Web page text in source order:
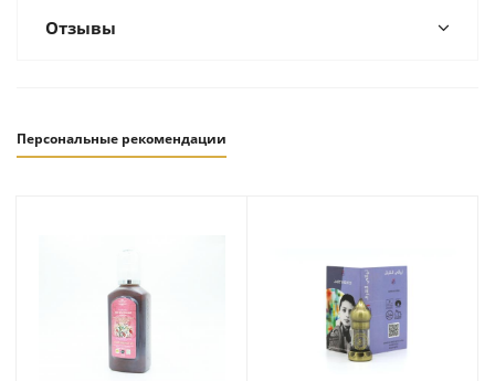
Отзывы
Персональные рекомендации